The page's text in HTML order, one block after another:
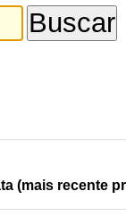
(mais recente